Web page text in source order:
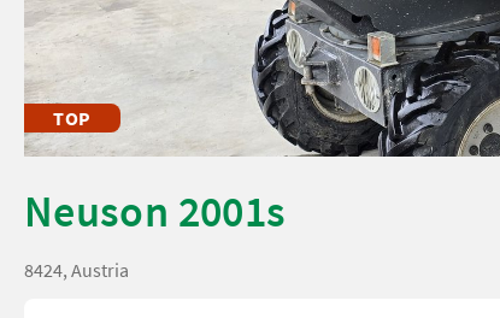
TOP
Neuson 2001s
8424, Austria